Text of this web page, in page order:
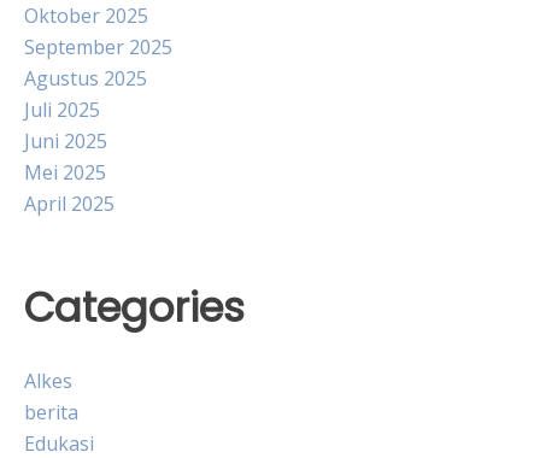
Oktober 2025
September 2025
Agustus 2025
Juli 2025
Juni 2025
Mei 2025
April 2025
Categories
Alkes
berita
Edukasi